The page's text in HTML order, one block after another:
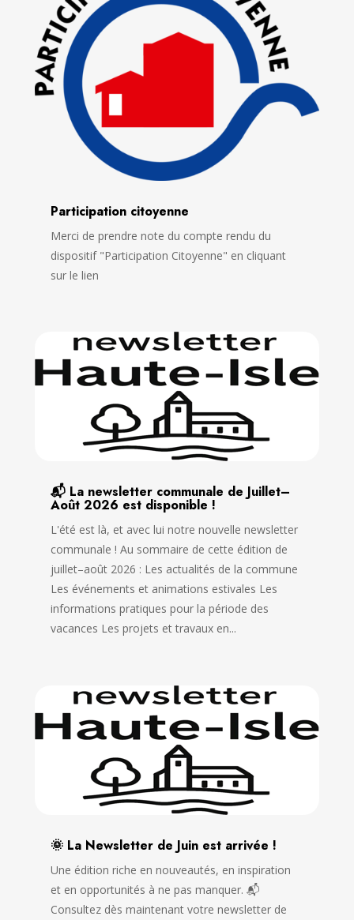
Participation citoyenne
Merci de prendre note du compte rendu du
dispositif "Participation Citoyenne" en cliquant
sur le lien
📬 La newsletter communale de Juillet–
Août 2026 est disponible !
L'été est là, et avec lui notre nouvelle newsletter
communale ! Au sommaire de cette édition de
juillet–août 2026 : Les actualités de la commune
Les événements et animations estivales Les
informations pratiques pour la période des
vacances Les projets et travaux en...
🌞 La Newsletter de Juin est arrivée !
Une édition riche en nouveautés, en inspiration
et en opportunités à ne pas manquer. 📬
Consultez dès maintenant votre newsletter de